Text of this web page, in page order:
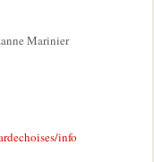
Marinier
info